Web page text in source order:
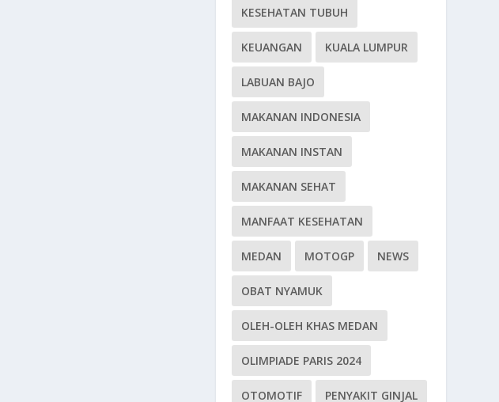
KESEHATAN TUBUH
KEUANGAN KUALA LUMPUR
LABUAN BAJO
MAKANAN INDONESIA
MAKANAN INSTAN
MAKANAN SEHAT
MANFAAT KESEHATAN
MEDAN MOTOGP NEWS
OBAT NYAMUK
OLEH-OLEH KHAS MEDAN
OLIMPIADE PARIS 2024
OTOMOTIF PENYAKIT GINJAL